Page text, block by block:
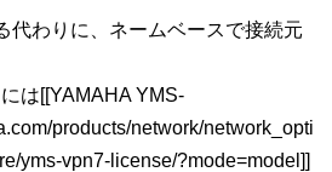
代わりに、ネームベースで接続元
は[[YAMAHA YMS-
products/network/network_opti
yms-vpn7-license/?mode=model]]